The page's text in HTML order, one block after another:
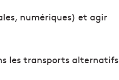
numériques) et agir
les transports alternatifs